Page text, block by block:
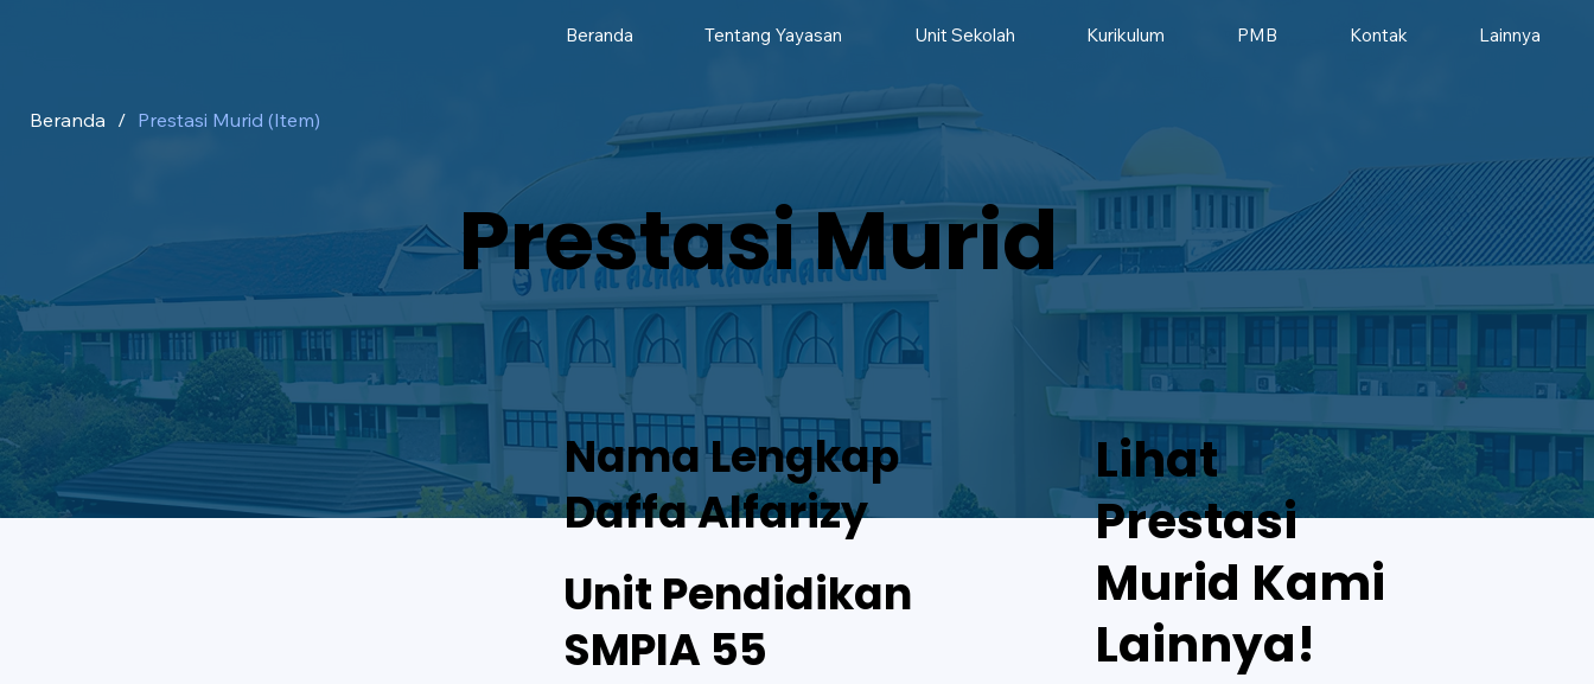
Beranda / Prestasi Murid (Item)
Prestasi Murid
Beranda Tentang Yayasan Unit Sekolah Kurikulum PMB Kontak Lainnya
Nama Lengkap
Daffa Alfarizy
Unit Pendidikan
SMPIA 55
Lihat
Prestasi
Murid Kami
Lainnya!